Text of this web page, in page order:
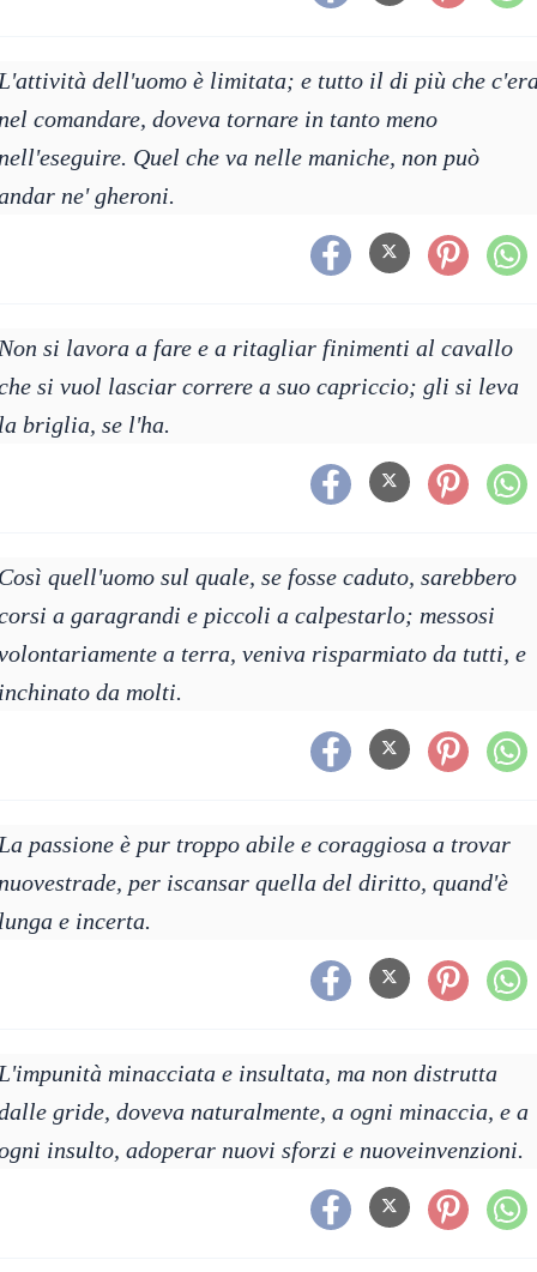
dell'uomo è limitata; e tutto il di più che
comandare, doveva tornare in tanto meno
Quel che va nelle maniche, non può
ne' gheroni.
si lavora a fare e a ritagliar finimenti al cavallo
si vuol lasciar correre a suo capriccio; gli si leva
briglia, se l'ha.
quell'uomo sul quale, se fosse caduto, sarebbero
a garagrandi e piccoli a calpestarlo; messosi
a terra, veniva risparmiato da tutti, e
da molti.
passione è pur troppo abile e coraggiosa a trovar
per iscansar quella del diritto, quand'è
e incerta.
minacciata e insultata, ma non distrutta
gride, doveva naturalmente, a ogni minaccia, e a
insulto, adoperar nuovi sforzi e nuoveinvenzioni.